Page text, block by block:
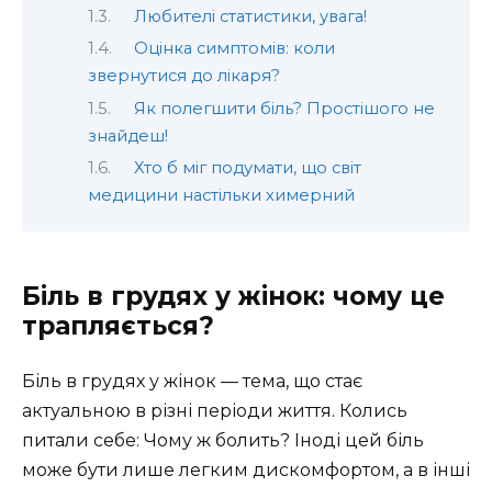
Любителі статистики, увага!
Оцінка симптомів: коли
звернутися до лікаря?
Як полегшити біль? Простішого не
знайдеш!
Хто б міг подумати, що світ
медицини настільки химерний
Біль в грудях у жінок: чому це
трапляється?
Біль в грудях у жінок — тема, що стає
актуальною в різні періоди життя. Колись
питали себе: Чому ж болить? Іноді цей біль
може бути лише легким дискомфортом, а в інші